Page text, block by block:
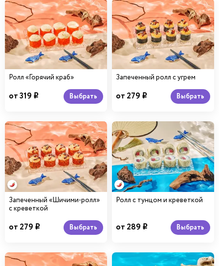
Ролл «Горячий краб»
от 319 i Выбрать
Запеченный ролл с угрем
от 279 i Выбрать
Запеченный «Шичими-ролл»
с креветкой
от 279 i Выбрать
Ролл с тунцом и креветкой
от 289 i Выбрать